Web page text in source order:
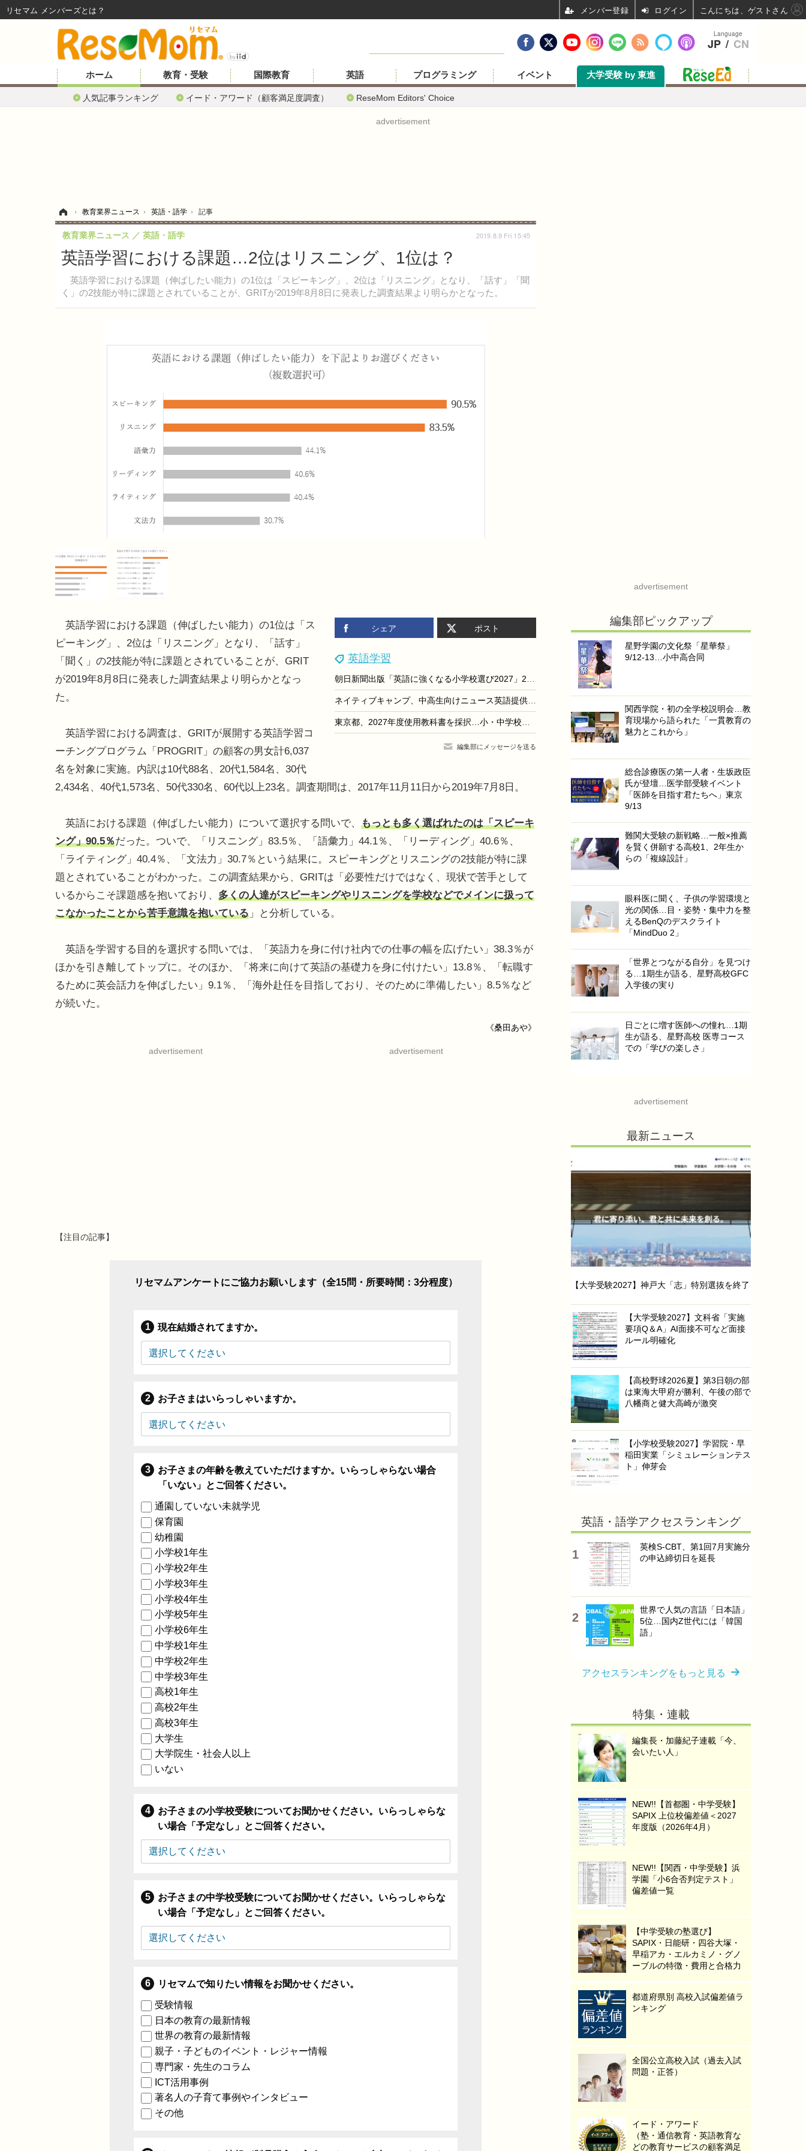
ホーム
人気記事ランキング イード・アワード（顧客満足度調査） ReseMom Editors' Choice
教育・受験 国際教育 英語 プログラミング イベント 大学受験 by 東進
advertisement
› 教育業界ニュース › 英語・語学 › 記事
英語学習における課題…2位はリスニング、1位は？
英語学習における課題（伸ばしたい能力）の1位は「スピーキング」、2位は「リスニング」となり、「話す」「聞
く」の2技能が特に課題とされていることが、GRITが2019年8月8日に発表した調査結果より明らかとなった。
教育業界ニュース 英語・語学 2019.8.9 Fri 15:45
シェア ポスト
英語学習
朝日新聞出版「英語に強くなる小学校選び2027」209校収録
ネイティブキャンプ、中高生向けニュース英語提供…毎日更新
東京都、2027年度使用教科書を採択…小・中学校は前年度と同一
編集部にメッセージを送る
英語学習における課題（伸ばしたい能力）の1位は「ス
ピーキング」、2位は「リスニング」となり、「話す」
「聞く」の2技能が特に課題とされていることが、GRIT
が2019年8月8日に発表した調査結果より明らかとなっ
た。
英語学習における調査は、GRITが展開する英語学習コ
ーチングプログラム「PROGRIT」の顧客の男女計6,037
名を対象に実施。内訳は10代88名、20代1,584名、30代
2,434名、40代1,573名、50代330名、60代以上23名。調査期間は、2017年11月11日から2019年7月8日。
英語における課題（伸ばしたい能力）について選択する問いで、 もっとも多く選ばれたのは「スピーキ
ング」90.5％だった。ついで、「リスニング」83.5％、「語彙力」44.1％、「リーディング」40.6％、
「ライティング」40.4％、「文法力」30.7％という結果に。スピーキングとリスニングの2技能が特に課
題とされていることがわかった。この調査結果から、GRITは「必要性だけではなく、現状で苦手として
いるからこそ課題感を抱いており、 多くの人達がスピーキングやリスニングを学校などでメインに扱って
こなかったことから苦手意識を抱いている 」と分析している。
英語を学習する目的を選択する問いでは、「英語力を身に付け社内での仕事の幅を広げたい」38.3％が
ほかを引き離してトップに。そのほか、「将来に向けて英語の基礎力を身に付けたい」13.8％、「転職す
るために英会話力を伸ばしたい」9.1％、「海外赴任を目指しており、そのために準備したい」8.5％など
が続いた。
《桑田あや》
advertisement advertisement
【注目の記事】
リセマムアンケートにご協力お願いします（全15問・所要時間：3分程度）
現在結婚されてますか。
お子さまはいらっしゃいますか。
お子さまの年齢を教えていただけますか。いらっしゃらない場合
「いない」とご回答ください。
通園していない未就学児
保育園
幼稚園
小学校1年生
小学校2年生
小学校3年生
小学校4年生
小学校5年生
小学校6年生
中学校1年生
中学校2年生
中学校3年生
高校1年生
高校2年生
高校3年生
大学生
大学院生・社会人以上
いない
お子さまの小学校受験についてお聞かせください。いらっしゃらな
い場合「予定なし」とご回答ください。
お子さまの中学校受験についてお聞かせください。いらっしゃらな
い場合「予定なし」とご回答ください。
リセマムで知りたい情報をお聞かせください。
受験情報
日本の教育の最新情報
世界の教育の最新情報
親子・子どものイベント・レジャー情報
専門家・先生のコラム
ICT活用事例
著名人の子育て事例やインタビュー
その他
advertisement
編集部ピックアップ
星野学園の文化祭「星華祭」
9/12-13…小中高合同
関西学院・初の全学校説明会…教
育現場から語られた「一貫教育の
魅力とこれから」
総合診療医の第一人者・生坂政臣
氏が登壇…医学部受験イベント
「医師を目指す君たちへ」東京
9/13
難関大受験の新戦略…一般×推薦
を賢く併願する高校1、2年生か
らの「複線設計」
眼科医に聞く、子供の学習環境と
光の関係…目・姿勢・集中力を整
えるBenQのデスクライト
「MindDuo 2」
「世界とつながる自分」を見つけ
る…1期生が語る、星野高校GFC
入学後の実り
日ごとに増す医師への憧れ…1期
生が語る、星野高校 医専コース
での「学びの楽しさ」
advertisement
最新ニュース
【大学受験2027】神戸大「志」特別選抜を終了
【大学受験2027】文科省「実施
要項Q＆A」AI面接不可など面接
ルール明確化
【高校野球2026夏】第3日朝の部
は東海大甲府が勝利、午後の部で
八幡商と健大高崎が激突
【小学校受験2027】学習院・早
稲田実業「シミュレーションテス
ト」伸芽会
英語・語学アクセスランキング
英検S-CBT、第1回7月実施分
の申込締切日を延長
世界で人気の言語「日本語」
5位…国内Z世代には「韓国
語」
アクセスランキングをもっと見る
特集・連載
編集長・加藤紀子連載「今、
会いたい人」
NEW!!【首都圏・中学受験】
SAPIX 上位校偏差値＜2027
年度版（2026年4月）
NEW!!【関西・中学受験】浜
学園「小6合否判定テスト」
偏差値一覧
【中学受験の塾選び】
SAPIX・日能研・四谷大塚・
早稲アカ・エルカミノ・グノ
ーブルの特徴・費用と合格力
都道府県別 高校入試偏差値ラ
ンキング
全国公立高校入試（過去入試
問題・正答）
イード・アワード
（塾・通信教育・英語教育な
どの教育サービスの顧客満足
Language
JP / CN
リセマム メンバーズ ログイン こんにちは、ゲストさん